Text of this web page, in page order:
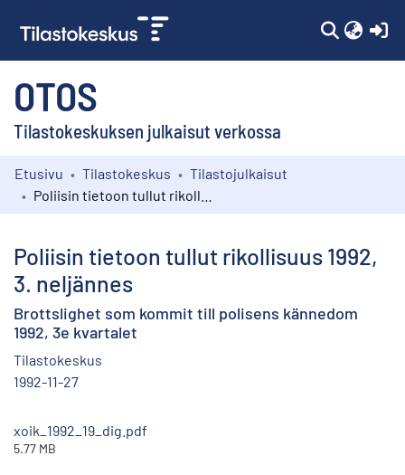
OTOS
Tilastokeskuksen julkaisut verkossa
Kokoelmat
Etusivu Tilastokeskus
Tilastojulkaisut
Poliisin tietoon tullut rikollisuus 1992,
3. neljännes
Brottslighet som kommit till polisens kännedom
1992, 3e kvartalet
Tilastokeskus
1992-11-27
xoik_1992_19_dig.pdf
5.77 MB